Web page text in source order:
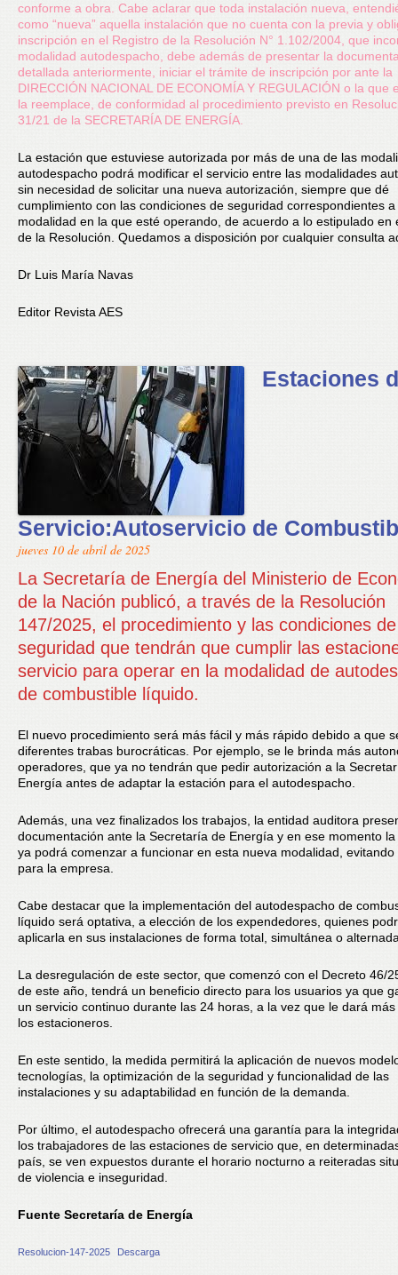
conforme a obra. Cabe aclarar que toda instalación nueva,
como “nueva” aquella instalación que no cuenta con la previa y
inscripción en el Registro de la Resolución N° 1.102/2004, que
modalidad autodespacho, debe además de presentar la
detallada anteriormente, iniciar el trámite de inscripción por ante la
DIRECCIÓN NACIONAL DE ECONOMÍA Y REGULACIÓN o la que
la reemplace, de conformidad al procedimiento previsto en
31/21 de la SECRETARÍA DE ENERGÍA.
La estación que estuviese autorizada por más de una de las
autodespacho podrá modificar el servicio entre las modalidades
sin necesidad de solicitar una nueva autorización, siempre que dé
cumplimiento con las condiciones de seguridad correspondientes a
modalidad en la que esté operando, de acuerdo a lo estipulado en
de la Resolución. Quedamos a disposición por cualquier consulta
Dr Luis María Navas
Editor Revista AES
Estaciones
Servicio:Autoservicio de
jueves 10 de abril de 2025
La Secretaría de Energía del Ministerio de
de la Nación publicó, a través de la Resolución
147/2025, el procedimiento y las condiciones de
seguridad que tendrán que cumplir las
servicio para operar en la modalidad de
de combustible líquido.
El nuevo procedimiento será más fácil y más rápido debido a que
diferentes trabas burocráticas. Por ejemplo, se le brinda más
operadores, que ya no tendrán que pedir autorización a la
Energía antes de adaptar la estación para el autodespacho.
Además, una vez finalizados los trabajos, la entidad auditora
documentación ante la Secretaría de Energía y en ese momento
ya podrá comenzar a funcionar en esta nueva modalidad, evitando
para la empresa.
Cabe destacar que la implementación del autodespacho de
líquido será optativa, a elección de los expendedores, quienes
aplicarla en sus instalaciones de forma total, simultánea o
La desregulación de este sector, que comenzó con el Decreto 46/
de este año, tendrá un beneficio directo para los usuarios ya que
un servicio continuo durante las 24 horas, a la vez que le dará
los estacioneros.
En este sentido, la medida permitirá la aplicación de nuevos
tecnologías, la optimización de la seguridad y funcionalidad de las
instalaciones y su adaptabilidad en función de la demanda.
Por último, el autodespacho ofrecerá una garantía para la
los trabajadores de las estaciones de servicio que, en
país, se ven expuestos durante el horario nocturno a reiteradas
de violencia e inseguridad.
Fuente Secretaría de Energía
Resolucion-147-2025 Descarga